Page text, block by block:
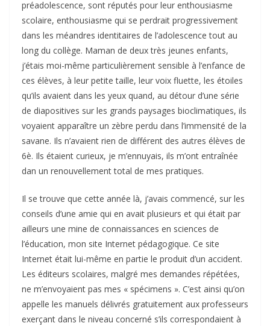
préadolescence, sont réputés pour leur enthousiasme
scolaire, enthousiasme qui se perdrait progressivement
dans les méandres identitaires de l’adolescence tout au
long du collège. Maman de deux très jeunes enfants,
j’étais moi-même particulièrement sensible à l’enfance de
ces élèves, à leur petite taille, leur voix fluette, les étoiles
qu’ils avaient dans les yeux quand, au détour d’une série
de diapositives sur les grands paysages bioclimatiques, ils
voyaient apparaître un zèbre perdu dans l’immensité de la
savane. Ils n’avaient rien de différent des autres élèves de
6è. Ils étaient curieux, je m’ennuyais, ils m’ont entraînée
dan un renouvellement total de mes pratiques.
Il se trouve que cette année là, j’avais commencé, sur les
conseils d’une amie qui en avait plusieurs et qui était par
ailleurs une mine de connaissances en sciences de
l’éducation, mon site Internet pédagogique. Ce site
Internet était lui-même en partie le produit d’un accident.
Les éditeurs scolaires, malgré mes demandes répétées,
ne m’envoyaient pas mes « spécimens ». C’est ainsi qu’on
appelle les manuels délivrés gratuitement aux professeurs
exerçant dans le niveau concerné s’ils correspondaient à